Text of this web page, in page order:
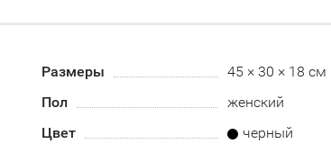
Размеры
45 × 30 × 18 см
Пол
женский
Цвет
черный